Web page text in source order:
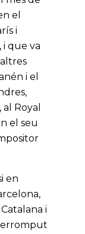
el
i
i que va
i el
Royal
el seu
en
i